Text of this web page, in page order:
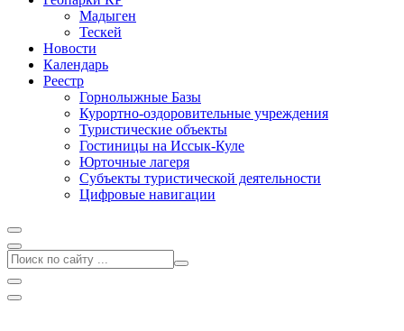
Мадыген
Тескей
Новости
Календарь
Реестр
Горнолыжные Базы
Курортно-оздоровительные учреждения
Туристические объекты
Гостиницы на Иссык-Куле
Юрточные лагеря
Cубъекты туристической деятельности
Цифровые навигации